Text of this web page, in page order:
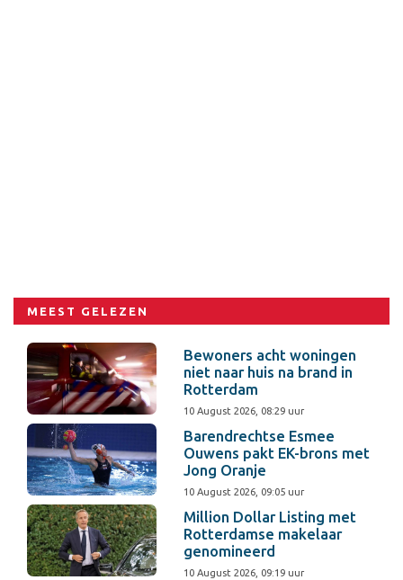
MEEST GELEZEN
Bewoners acht woningen
niet naar huis na brand in
Rotterdam
10 August 2026, 08:29 uur
Barendrechtse Esmee
Ouwens pakt EK-brons met
Jong Oranje
10 August 2026, 09:05 uur
Million Dollar Listing met
Rotterdamse makelaar
genomineerd
10 August 2026, 09:19 uur